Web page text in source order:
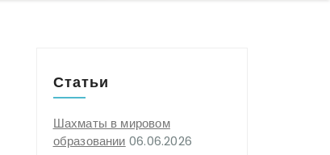
Статьи
Шахматы в мировом
образовании 06.06.2026